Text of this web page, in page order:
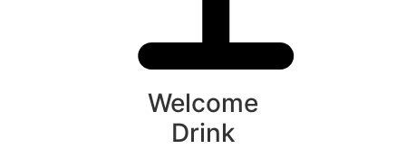
Welcome
Drink